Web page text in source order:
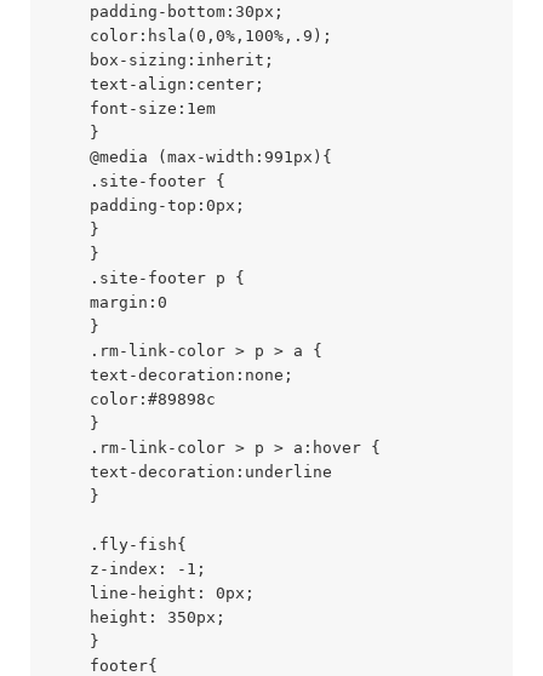
    padding-bottom:30px;
    color:hsla(0,0%,100%,.9);
    box-sizing:inherit;
    text-align:center;
    font-size:1em
    }
    @media (max-width:991px){
    .site-footer {
    padding-top:0px;
    }
    }
    .site-footer p {
    margin:0
    }
    .rm-link-color > p > a {
    text-decoration:none;
    color:#89898c
    }
    .rm-link-color > p > a:hover {
    text-decoration:underline
    }
    .fly-fish{
    z-index: -1;
    line-height: 0px;
    height: 350px;
    }
    footer{